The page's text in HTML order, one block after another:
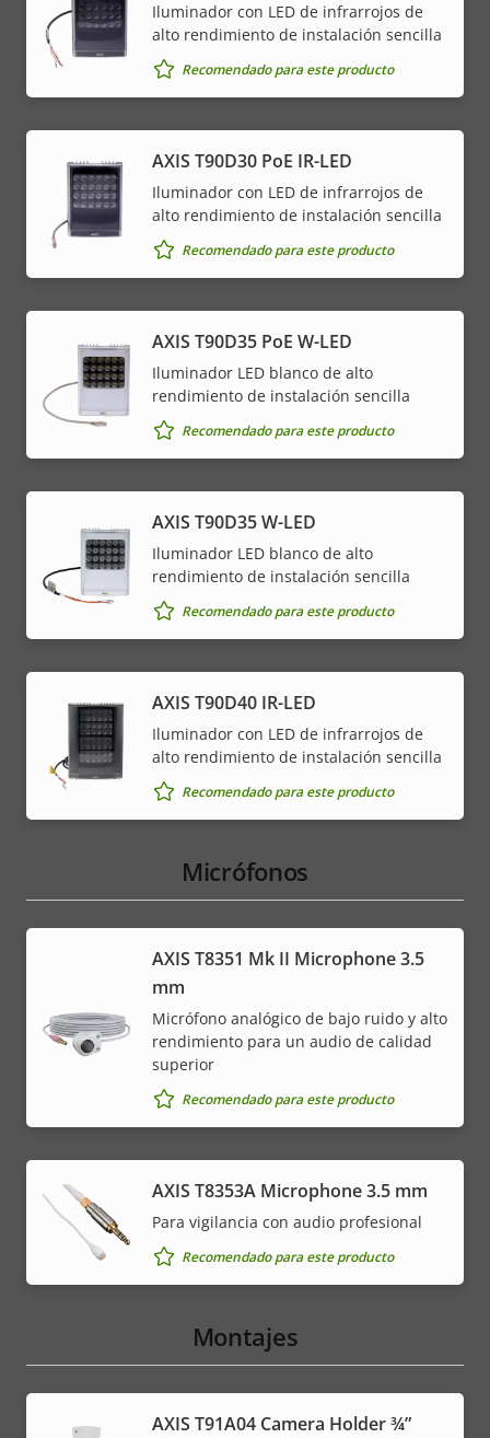
Iluminador con LED de infrarrojos de
alto rendimiento de instalación sencilla
Recomendado para este producto
AXIS T90D30 PoE IR-LED
Iluminador con LED de infrarrojos de
alto rendimiento de instalación sencilla
Recomendado para este producto
AXIS T90D35 PoE W-LED
Iluminador LED blanco de alto
rendimiento de instalación sencilla
Recomendado para este producto
AXIS T90D35 W-LED
Iluminador LED blanco de alto
rendimiento de instalación sencilla
Recomendado para este producto
AXIS T90D40 IR-LED
Iluminador con LED de infrarrojos de
alto rendimiento de instalación sencilla
Recomendado para este producto
Micrófonos
AXIS T8351 Mk II Microphone 3.5
mm
Micrófono analógico de bajo ruido y alto
rendimiento para un audio de calidad
superior
Recomendado para este producto
AXIS T8353A Microphone 3.5 mm
Para vigilancia con audio profesional
Recomendado para este producto
Montajes
AXIS T91A04 Camera Holder ¾”